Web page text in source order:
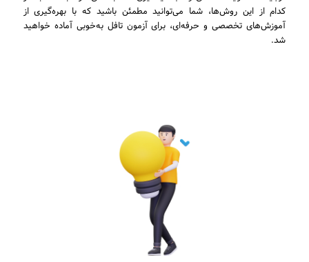
کدام از این روش‌ها، شما می‌توانید مطمئن باشید که با بهره‌گیری از
آموزش‌های تخصصی و حرفه‌ای، برای آزمون تافل به‌خوبی آماده خواهید
شد.